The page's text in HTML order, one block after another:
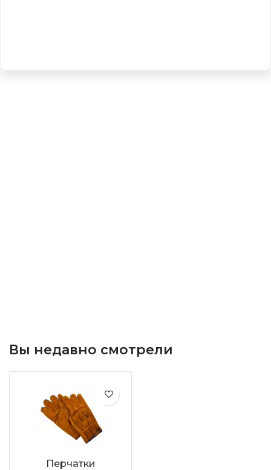
Вы недавно смотрели
Перчатки